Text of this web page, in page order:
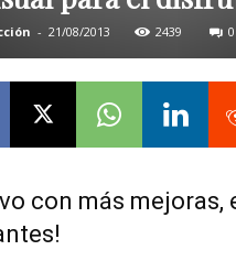
- 21/08/2013 2439 0
con más mejoras,